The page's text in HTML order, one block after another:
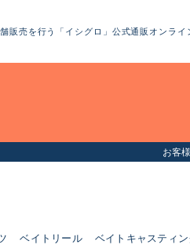
販売を行う「イシグロ」公式通販オンライ
お客
ベイトリール ベイトキャスティ